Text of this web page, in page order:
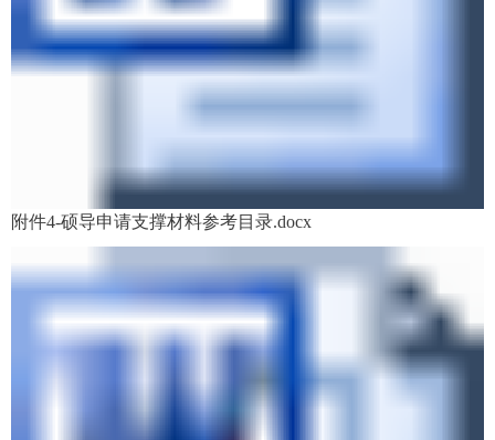
附件4-硕导申请支撑材料参考目录.docx